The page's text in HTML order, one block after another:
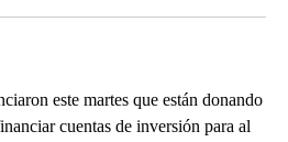
este martes que están donando
cuentas de inversión para al